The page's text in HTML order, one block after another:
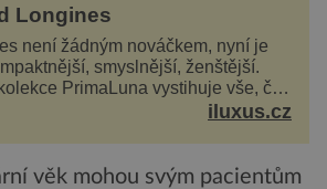
Longines
není žádným nováčkem, nyní je
smyslnější, ženštější.
PrimaLuna vystihuje vše, čím
dnes a čím byla i před stoiluxus.cz
věk mohou svým pacientům